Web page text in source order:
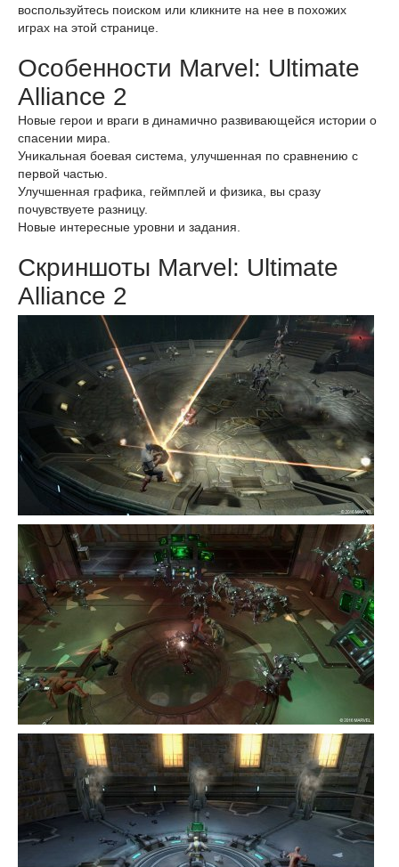
воспользуйтесь поиском или кликните на нее в похожих
играх на этой странице.
Особенности Marvel: Ultimate
Alliance 2
Новые герои и враги в динамично развивающейся истории о
спасении мира.
Уникальная боевая система, улучшенная по сравнению с
первой частью.
Улучшенная графика, геймплей и физика, вы сразу
почувствуете разницу.
Новые интересные уровни и задания.
Скриншоты Marvel: Ultimate
Alliance 2